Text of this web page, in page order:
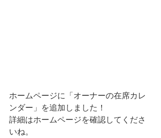
ホームページに「オーナーの在席カレ
ンダー」を追加しました！
詳細はホームページを確認してくださ
いね。